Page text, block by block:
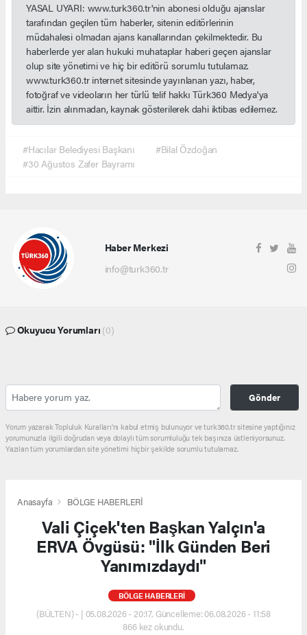
YASAL UYARI: www.turk360.tr'nin abonesi olduğu ajanslar
tarafından geçilen tüm haberler, sitenin editörlerinin
müdahalesi olmadan ajans kanallarından çekilmektedir. Bu
haberlerde yer alan hukuki muhataplar haberi geçen ajanslar
olup site yönetimi ve hiç bir editörü sorumlu tutulamaz.
www.turk360.tr internet sitesinde yayınlanan yazı, haber,
fotoğraf ve videoların her türlü telif hakkı Türk360 Medya'ya
aittir. İzin alınmadan, kaynak gösterilerek dahi iktibas edilemez.
#Hacılar Belediyesi Başkanı
#Bilal Özdoğan
#30 Ağustos Zafer Bayramı
Haber Merkezi
info@turk360.tr
Okuyucu Yorumları (0)
Gönder
Yorum yazarak Topluluk Kuralları’nı kabul etmiş bulunuyor ve turk360.tr sitesine yaptığınız
yorumunuzla ilgili doğrudan veya dolaylı tüm sorumluluğu tek başınıza üstleniyorsunuz.
Yazılan tüm yorumlardan site yönetimi hiçbir şekilde sorumlu tutulamaz.
Anasayfa BÖLGE HABERLERİ
Vali Çiçek'ten Başkan Yalçın'a
ERVA Övgüsü: "İlk Günden Beri
Yanımızdaydı"
BÖLGE HABERLERİ
(BÜLTEN) - | 05.08.2026 - 20:17, Güncelleme: 06.08.2026 - 11:58
866 kez okundu.